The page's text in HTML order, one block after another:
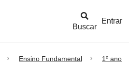
Buscar
Entrar
Ensino Fundamental 1º ano